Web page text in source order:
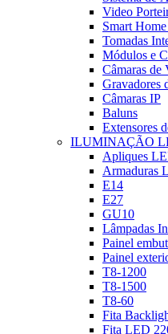
Video
Smart
Tomadas
Módulos e
Câmaras de
Gravadores
Câmaras IP
Baluns
Extensores
ILUMINAÇÃO
Apliques
Armaduras
E14
E27
GU10
Lâmpadas
Painel
Painel
T8-1200
T8-1500
T8-60
Fita
Fita LED